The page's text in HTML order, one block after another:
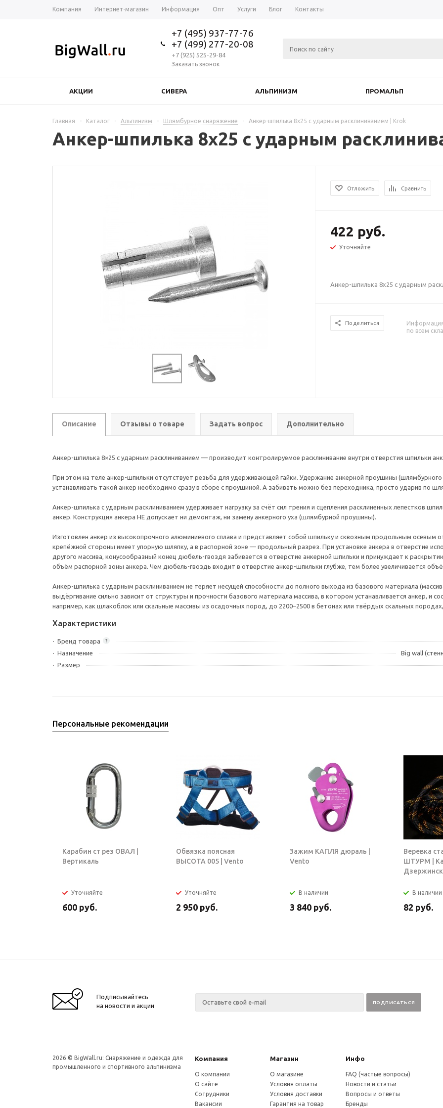
Компания Интернет-магазин Информация Опт Услуги Блог Контакты
+7 (495) 937-77-76
+7 (499) 277-20-08
+7 (925) 525-29-84
Заказать звонок
АКЦИИ СИВЕРА АЛЬПИНИЗМ ПРОМАЛЬП
Главная - Каталог - Альпинизм - Шлямбурное снаряжение - Анкер-шпилька 8х25 с ударным расклиниванием | Krok
Анкер-шпилька 8х25 с ударным
Отложить Сравнить
422 руб.
Уточняйте
Анкер-шпилька 8х25 с ударным
Поделиться
по всем
Описание Отзывы о товаре Задать вопрос Дополнительно
Анкер-шпилька 8×25 с ударным расклиниванием — производит контролируемое расклинивание внутри отверстия шпильки
При этом на теле анкер-шпильки отсутствует резьба для удерживающей гайки. Удержание анкерной проушины
устанавливать такой анкер необходимо сразу в сборе с проушиной. А забивать можно без переходника, просто ударив по
Анкер-шпилька с ударным расклиниванием удерживает нагрузку за счёт сил трения и сцепления расклиненных лепестков
анкер. Конструкция анкера НЕ допускает ни демонтаж, ни замену анкерного уха (шлямбурной проушины).
Изготовлен анкер из высокопрочного алюминиевого сплава и представляет собой шпильку и сквозным продольным осевым
крепёжной стороны имеет упорную шляпку, а в распорной зоне — продольный разрез. При установке анкера в отверстие
другого массива, конусообразный конец дюбель-гвоздя забивается в отверстие анкерной шпильки и принуждает к
объём распорной зоны анкера. Чем дюбель-гвоздь входит в отверстие анкер-шпильки глубже, тем более увеличивается
Анкер-шпилька с ударным расклиниванием не теряет несущей способности до полного выхода из базового материала
выдёргивание сильно зависит от структуры и прочности базового материала массива, в котором устанавливается анкер, и
например, как шлакоблок или скальные массивы из осадочных пород, до 2200–2500 в бетонах или твёрдых скальных породах,
Характеристики
?
Бренд товара
Назначение
Big wall
Размер
Персональные рекомендации
Карабин ст рез ОВАЛ |
Вертикаль
Уточняйте
600 руб.
Обвязка поясная
ВЫСОТА 005 | Vento
Уточняйте
2 950 руб.
Зажим КАПЛЯ дюраль |
Vento
В наличии
3 840 руб.
Веревка
ШТУРМ |
Дзержинск
В наличии
82 руб.
Подписывайтесь
на новости и акции
2026 © BigWall.ru: Снаряжение и одежда для
промышленного и спортивного альпинизма
Компания Магазин Инфо
О компании
О сайте
Сотрудники
Вакансии
О магазине
Условия оплаты
Условия доставки
Гарантия на товар
FAQ (частые вопросы)
Новости и статьи
Вопросы и ответы
Бренды